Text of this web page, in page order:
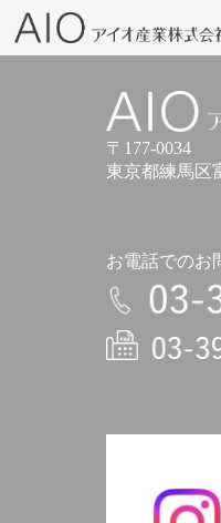
アイオ産業株式会社
アイオ産業株
〒177-0034
東京都練馬区
お電話でのお
電話